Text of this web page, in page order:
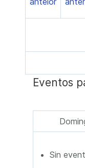
Eventos
Sin